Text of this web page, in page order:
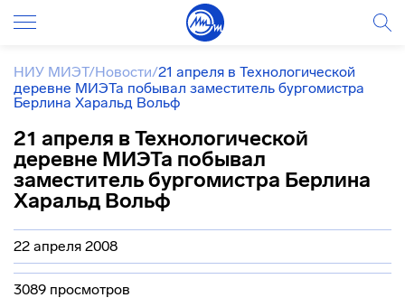
НИУ МИЭТ/Новости/21 апреля в Технологической
деревне МИЭТа побывал заместитель бургомистра
Берлина Харальд Вольф
21 апреля в Технологической
деревне МИЭТа побывал
заместитель бургомистра Берлина
Харальд Вольф
22 апреля 2008
3089 просмотров